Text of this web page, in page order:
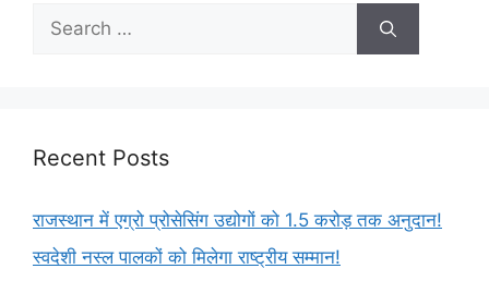
Recent Posts
राजस्थान में एग्रो प्रोसेसिंग उद्योगों को 1.5 करोड़ तक अनुदान!
स्वदेशी नस्ल पालकों को मिलेगा राष्ट्रीय सम्मान!